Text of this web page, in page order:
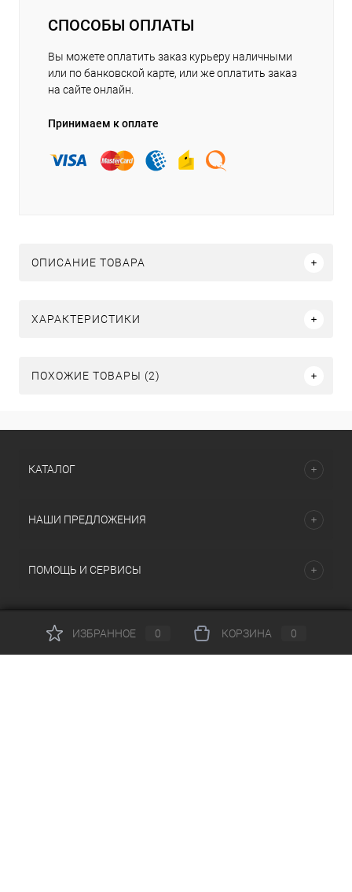
СПОСОБЫ ОПЛАТЫ
Вы можете оплатить заказ курьеру наличными
или по банковской карте, или же оплатить заказ
на сайте онлайн.
Принимаем к оплате
ОПИСАНИЕ ТОВАРА
ХАРАКТЕРИСТИКИ
ПОХОЖИЕ ТОВАРЫ (2)
КАТАЛОГ
НАШИ ПРЕДЛОЖЕНИЯ
ПОМОЩЬ И СЕРВИСЫ
ИЗБРАННОЕ 0 КОРЗИНА 0